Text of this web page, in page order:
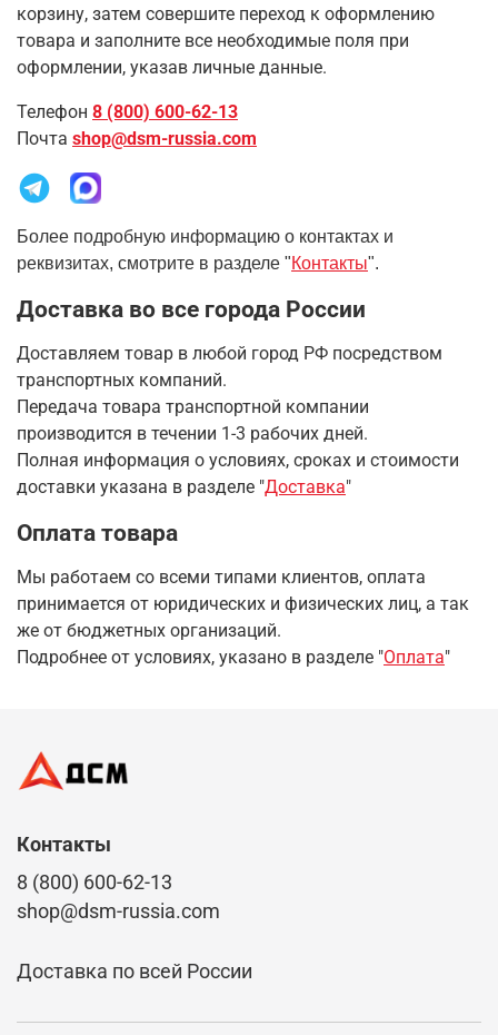
корзину, затем совершите переход к оформлению
товара и заполните все необходимые поля при
оформлении, указав личные данные.
Телефон 8 (800) 600-62-13
Почта shop@dsm-russia.com
Более подробную информацию о контактах и
реквизитах, смотрите в разделе "Контакты".
Доставка во все города России
Доставляем товар в любой город РФ посредством
транспортных компаний.
Передача товара транспортной компании
производится в течении 1-3 рабочих дней.
Полная информация о условиях, сроках и стоимости
доставки указана в разделе "Доставка"
Оплата товара
Мы работаем со всеми типами клиентов, оплата
принимается от юридических и физических лиц, а так
же от бюджетных организаций.
Подробнее от условиях, указано в разделе "Оплата"
Контакты
8 (800) 600-62-13
shop@dsm-russia.com
Доставка по всей России